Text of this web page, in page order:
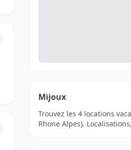
Mijoux
Trouvez les 4 locations
Rhone Alpes).